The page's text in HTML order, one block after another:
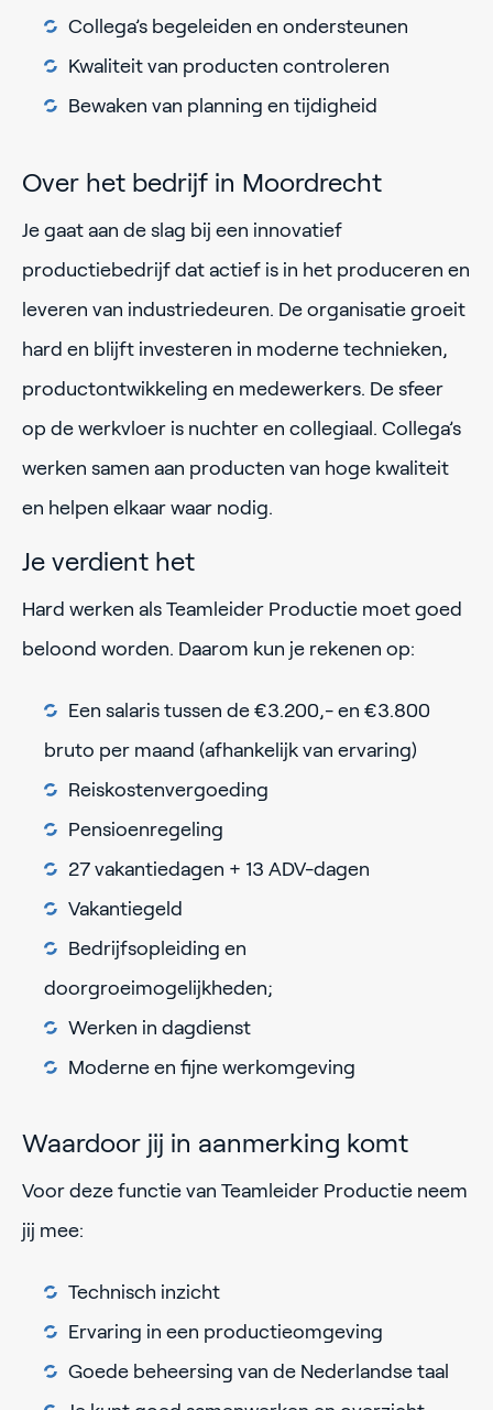
Collega’s begeleiden en ondersteunen
Kwaliteit van producten controleren
Bewaken van planning en tijdigheid
Over het bedrijf in Moordrecht
Je gaat aan de slag bij een innovatief
productiebedrijf dat actief is in het produceren en
leveren van industriedeuren. De organisatie groeit
hard en blijft investeren in moderne technieken,
productontwikkeling en medewerkers. De sfeer
op de werkvloer is nuchter en collegiaal. Collega’s
werken samen aan producten van hoge kwaliteit
en helpen elkaar waar nodig.
Je verdient het
Hard werken als Teamleider Productie moet goed
beloond worden. Daarom kun je rekenen op:
Een salaris tussen de €3.200,- en €3.800
bruto per maand (afhankelijk van ervaring)
Reiskostenvergoeding
Pensioenregeling
27 vakantiedagen + 13 ADV-dagen
Vakantiegeld
Bedrijfsopleiding en
doorgroeimogelijkheden;
Werken in dagdienst
Moderne en fijne werkomgeving
Waardoor jij in aanmerking komt
Voor deze functie van Teamleider Productie neem
jij mee:
Technisch inzicht
Ervaring in een productieomgeving
Goede beheersing van de Nederlandse taal